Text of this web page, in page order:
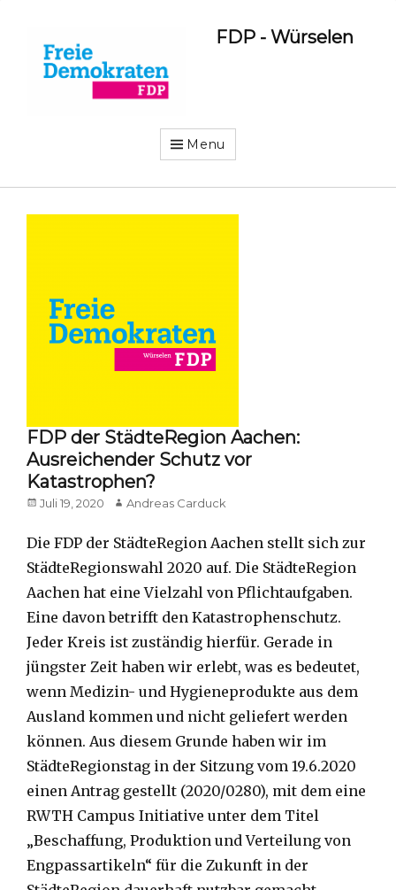
FDP - Würselen
Menu
FDP der StädteRegion Aachen:
Ausreichender Schutz vor
Katastrophen?
Posted
Juli 19, 2020 Author
Andreas Carduck
Die FDP der StädteRegion Aachen stellt sich zur
StädteRegionswahl 2020 auf. Die StädteRegion
Aachen hat eine Vielzahl von Pflichtaufgaben.
Eine davon betrifft den Katastrophenschutz.
Jeder Kreis ist zuständig hierfür. Gerade in
jüngster Zeit haben wir erlebt, was es bedeutet,
wenn Medizin- und Hygieneprodukte aus dem
Ausland kommen und nicht geliefert werden
können. Aus diesem Grunde haben wir im
StädteRegionstag in der Sitzung vom 19.6.2020
einen Antrag gestellt (2020/0280), mit dem eine
RWTH Campus Initiative unter dem Titel
„Beschaffung, Produktion und Verteilung von
Engpassartikeln“ für die Zukunft in der